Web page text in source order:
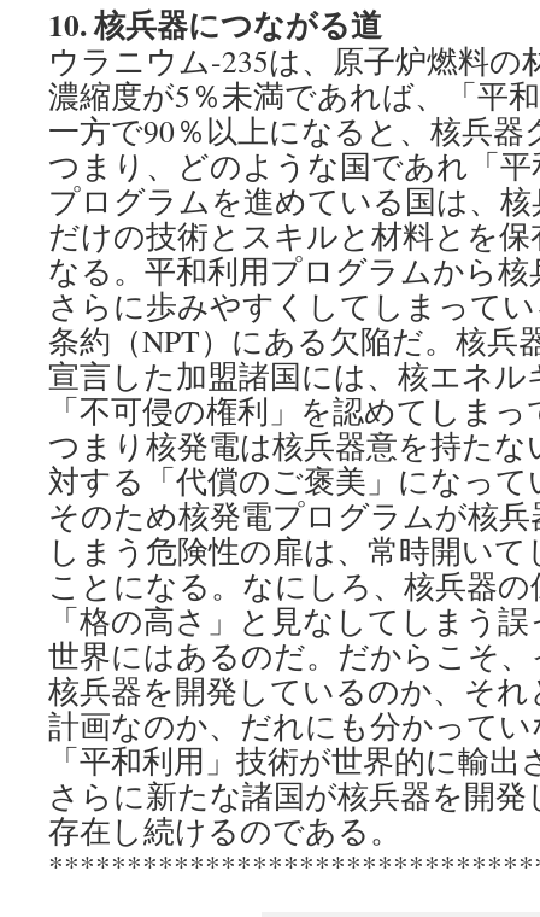
10.核兵器につながる道
ウラニウム-235は、原子炉燃料
濃縮度が5％未満であれば、「平
一方で90％以上になると、核兵
つまり、どのような国であれ「
プログラムを進めている国は、
だけの技術とスキルと材料とを
なる。平和利用プログラムから
さらに歩みやすくしてしまって
条約（NPT）にある欠陥だ。核兵
宣言した加盟諸国には、核エネル
「不可侵の権利」を認めてしま
つまり核発電は核兵器意を持た
対する「代償のご褒美」になっ
そのため核発電プログラムが核
しまう危険性の扉は、常時開い
ことになる。なにしろ、核兵器
「格の高さ」と見なしてしまう
世界にはあるのだ。だからこそ
核兵器を開発しているのか、そ
計画なのか、だれにも分かって
「平和利用」技術が世界的に輸
さらに新たな諸国が核兵器を開
存在し続けるのである。